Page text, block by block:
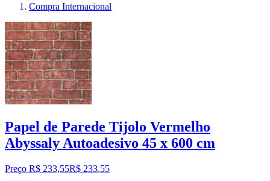
Compra Internacional
Papel de Parede Tijolo Vermelho
Abyssaly Autoadesivo 45 x 600 cm
Preço R$ 233,55R$ 233,55